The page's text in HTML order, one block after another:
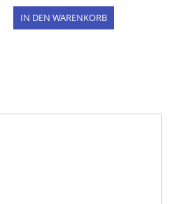
IN DEN WARENKORB